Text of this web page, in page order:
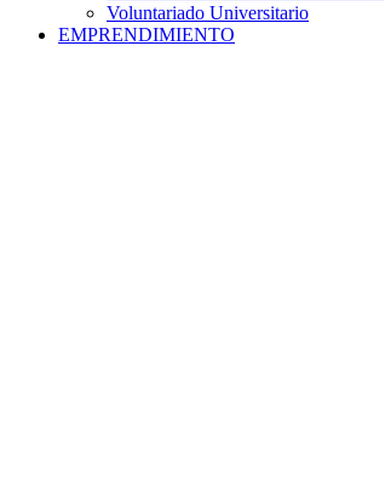
Voluntariado Universitario
EMPRENDIMIENTO